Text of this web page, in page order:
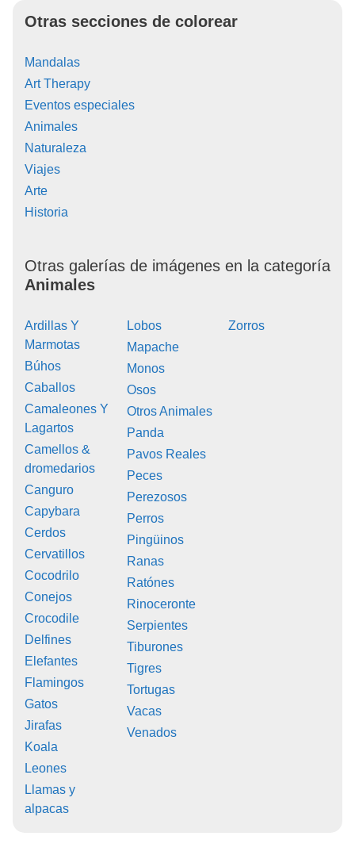
Otras secciones de colorear
Mandalas
Art Therapy
Eventos especiales
Animales
Naturaleza
Viajes
Arte
Historia
Otras galerías de imágenes en la categoría
Animales
Ardillas Y
Marmotas
Búhos
Caballos
Camaleones Y
Lagartos
Camellos &
dromedarios
Canguro
Capybara
Cerdos
Cervatillos
Cocodrilo
Conejos
Crocodile
Delfines
Elefantes
Flamingos
Gatos
Jirafas
Koala
Leones
Llamas y
alpacas
Lobos
Mapache
Monos
Osos
Otros Animales
Panda
Pavos Reales
Peces
Perezosos
Perros
Pingüinos
Ranas
Ratónes
Rinoceronte
Serpientes
Tiburones
Tigres
Tortugas
Vacas
Venados
Zorros